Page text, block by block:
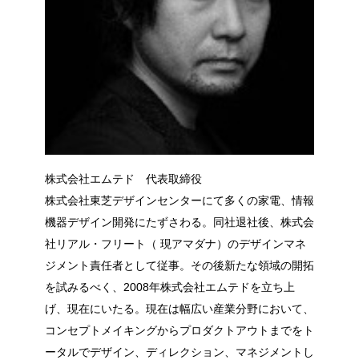
株式会社エムテド 代表取締役
株式会社東芝デザインセンターにて多くの家電、情報
機器デザイン開発にたずさわる。同社退社後、株式会
社リアル・フリート（ 現アマダナ）のデザインマネ
ジメント責任者として従事。その後新たな領域の開拓
を試みるべく、2008年株式会社エムテドを立ち上
げ、現在にいたる。現在は幅広い産業分野において、
コンセプトメイキングからプロダクトアウトまでをト
ータルでデザイン、ディレクション、マネジメントし